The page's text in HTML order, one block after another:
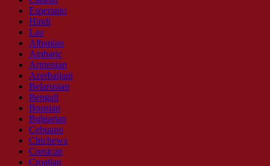
Esperanto
Hindi
Lao
Albanian
Amharic
Armenian
Azerbaijani
Belarusian
Bengali
Bosnian
Bulgarian
Cebuano
Chichewa
Corsican
Croatian